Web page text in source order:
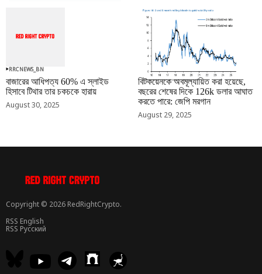
RRCNEWS_BN
বাজারের আধিপত্য 60% এ স্লাইড
হিসাবে টিথার তার চকচকে হারায়
August 30, 2025
RRCNEWS_BN
বিটকয়েনকে অবমূল্যায়িত করা হয়েছে,
বছরের শেষের দিকে 126k ডলার আঘাত
করতে পারে: জেপি মরগান
August 29, 2025
Copyright © 2026 RedRightCrypto.
RSS English
RSS Русский